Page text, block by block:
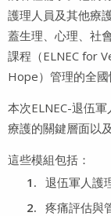
護理人員及其他療
蓋生理、心理、社
課程（ELNEC for
Hope）管理的全國
本次ELNEC-退伍
療護的關鍵層面以
這些模組包括：
退伍軍人護
疼痛評估與